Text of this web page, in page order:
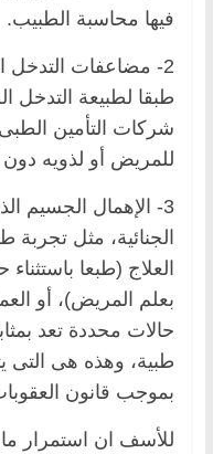
فيها محاسبة الطبيب.
2- مضاعفات التدخل
طبقا لطبيعة التدخل
شركات التأمين
للمريض أو لذويه
3- الإهمال الجسيم
الجنائية، مثل
العلاج (طبعا
بعلم المريض)، أو
حالات محددة تعد
طبية، وهذه هى التى
بموجب قانون
للأسف ان استمرار